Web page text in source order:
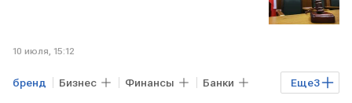
10 июля, 15:12
Еще3
бренд Бизнес Финансы Банки